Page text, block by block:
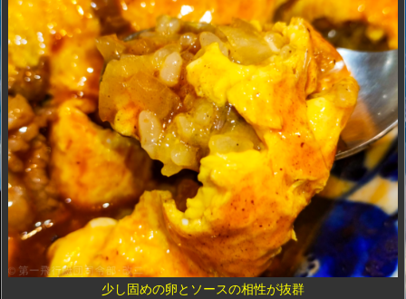
少し固めの卵とソースの相性が抜群